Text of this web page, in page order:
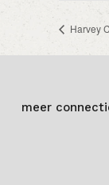
Harvey
meer